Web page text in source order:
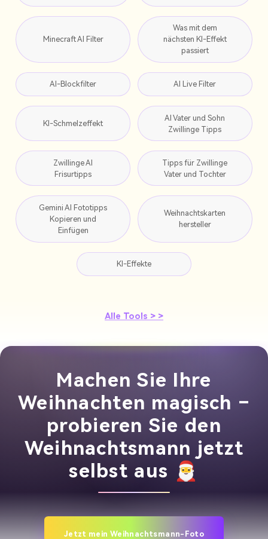
Minecraft AI Filter
Was mit dem
nächsten KI-Effekt
passiert
AI-Blockfilter AI Live Filter
KI-Schmelzeffekt
AI Vater und Sohn
Zwillinge Tipps
Zwillinge AI
Frisurtipps
Tipps für Zwillinge
Vater und Tochter
Gemini AI Fototipps
Kopieren und
Einfügen
Weihnachtskarten
hersteller
KI-Effekte
Alle Tools > >
Machen Sie Ihre
Weihnachten magisch –
probieren Sie den
Weihnachtsmann jetzt
selbst aus 🎅
Jetzt mein Weihnachtsmann-Foto